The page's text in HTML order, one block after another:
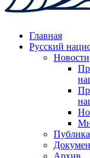
Главная
Русский
Новости